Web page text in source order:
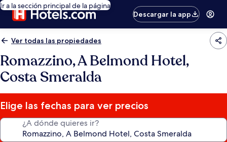
Ir a la sección principal de la página
Descargar la app
Ver todas las propiedades
Romazzino, A Belmond Hotel,
Costa Smeralda
Elige las fechas para ver precios
¿A dónde quieres ir?